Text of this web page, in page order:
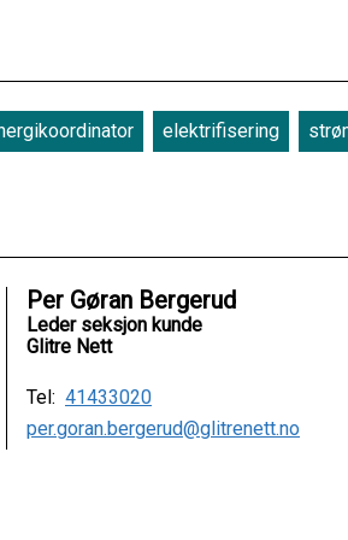
elektrifisering
Per Gøran Bergerud
Leder seksjon kunde
Glitre Nett
Tel: 41433020
per.goran.bergerud@glitrenett.no